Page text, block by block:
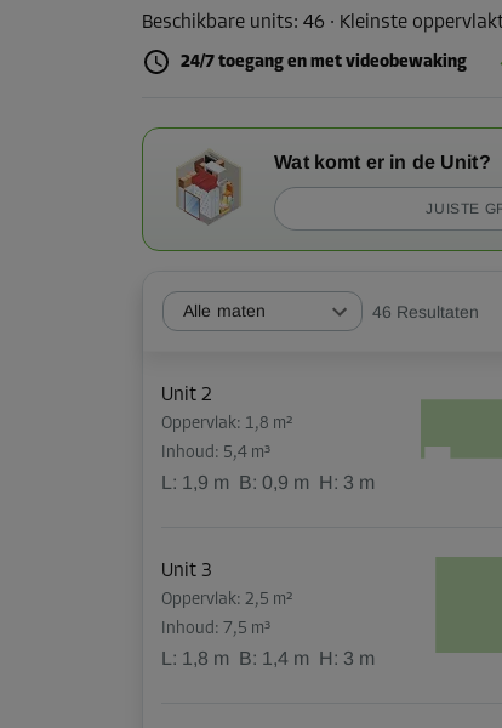
Beschikbare units: 46 · Kleinste
24/7 toegang en met videobewaking
Wat komt er in de Unit?
JUISTE
Alle maten 46 Resultaten
Unit 2
Oppervlak: 1,8 m²
Inhoud: 5,4 m³
L: 1,9 m B: 0,9 m H: 3 m
Unit 3
Oppervlak: 2,5 m²
Inhoud: 7,5 m³
L: 1,8 m B: 1,4 m H: 3 m